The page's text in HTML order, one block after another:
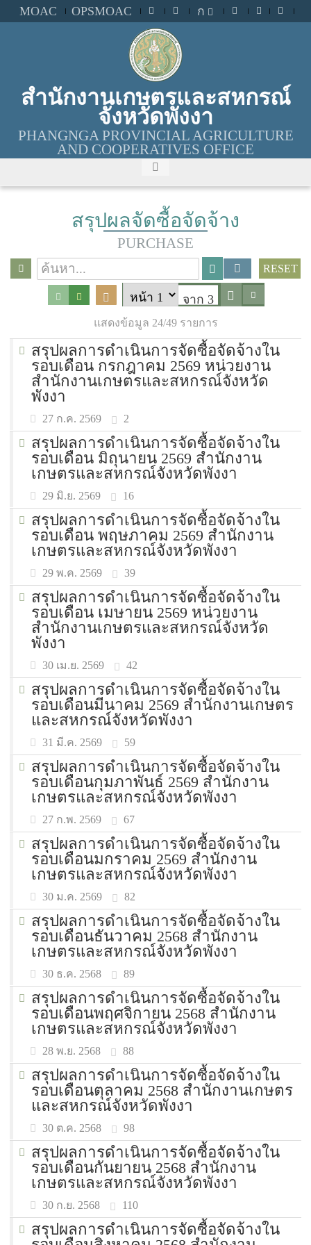
MOAC OPSMOAC ก
สำนักงานเกษตรและสหกรณ์
จังหวัดพังงา
PHANGNGA PROVINCIAL AGRICULTURE
AND COOPERATIVES OFFICE
สรุปผลจัดซื้อจัดจ้าง
PURCHASE
RESET
จาก 3
แสดงข้อมูล 24/49 รายการ
สรุปผลการดำเนินการจัดซื้อจัดจ้างใน
รอบเดือน กรกฎาคม 2569 หน่วยงาน
สำนักงานเกษตรและสหกรณ์จังหวัด
พังงา
27 ก.ค. 2569 2
สรุปผลการดำเนินการจัดซื้อจัดจ้างใน
รอบเดือน มิถุนายน 2569 สำนักงาน
เกษตรและสหกรณ์จังหวัดพังงา
29 มิ.ย. 2569 16
สรุปผลการดำเนินการจัดซื้อจัดจ้างใน
รอบเดือน พฤษภาคม 2569 สำนักงาน
เกษตรและสหกรณ์จังหวัดพังงา
29 พ.ค. 2569 39
สรุปผลการดำเนินการจัดซื้อจัดจ้างใน
รอบเดือน เมษายน 2569 หน่วยงาน
สำนักงานเกษตรและสหกรณ์จังหวัด
พังงา
30 เม.ย. 2569 42
สรุปผลการดำเนินการจัดซื้อจัดจ้างใน
รอบเดือนมีนาคม 2569 สำนักงานเกษตร
และสหกรณ์จังหวัดพังงา
31 มี.ค. 2569 59
สรุปผลการดำเนินการจัดซื้อจัดจ้างใน
รอบเดือนกุมภาพันธ์ 2569 สำนักงาน
เกษตรและสหกรณ์จังหวัดพังงา
27 ก.พ. 2569 67
สรุปผลการดำเนินการจัดซื้อจัดจ้างใน
รอบเดือนมกราคม 2569 สำนักงาน
เกษตรและสหกรณ์จังหวัดพังงา
30 ม.ค. 2569 82
สรุปผลการดำเนินการจัดซื้อจัดจ้างใน
รอบเดือนธันวาคม 2568 สำนักงาน
เกษตรและสหกรณ์จังหวัดพังงา
30 ธ.ค. 2568 89
สรุปผลการดำเนินการจัดซื้อจัดจ้างใน
รอบเดือนพฤศจิกายน 2568 สำนักงาน
เกษตรและสหกรณ์จังหวัดพังงา
28 พ.ย. 2568 88
สรุปผลการดำเนินการจัดซื้อจัดจ้างใน
รอบเดือนตุลาคม 2568 สำนักงานเกษตร
และสหกรณ์จังหวัดพังงา
30 ต.ค. 2568 98
สรุปผลการดำเนินการจัดซื้อจัดจ้างใน
รอบเดือนกันยายน 2568 สำนักงาน
เกษตรและสหกรณ์จังหวัดพังงา
30 ก.ย. 2568 110
สรุปผลการดำเนินการจัดซื้อจัดจ้างใน